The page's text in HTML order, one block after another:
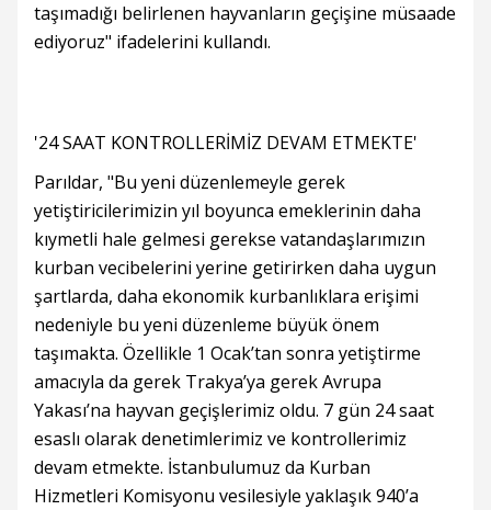
taşımadığı belirlenen hayvanların geçişine müsaade
ediyoruz" ifadelerini kullandı.
'24 SAAT KONTROLLERİMİZ DEVAM ETMEKTE'
Parıldar, "Bu yeni düzenlemeyle gerek
yetiştiricilerimizin yıl boyunca emeklerinin daha
kıymetli hale gelmesi gerekse vatandaşlarımızın
kurban vecibelerini yerine getirirken daha uygun
şartlarda, daha ekonomik kurbanlıklara erişimi
nedeniyle bu yeni düzenleme büyük önem
taşımakta. Özellikle 1 Ocak’tan sonra yetiştirme
amacıyla da gerek Trakya’ya gerek Avrupa
Yakası’na hayvan geçişlerimiz oldu. 7 gün 24 saat
esaslı olarak denetimlerimiz ve kontrollerimiz
devam etmekte. İstanbulumuz da Kurban
Hizmetleri Komisyonu vesilesiyle yaklaşık 940’a